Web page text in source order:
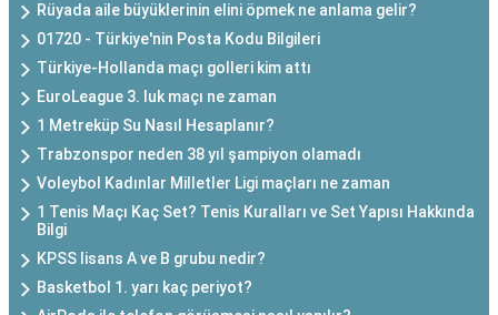
Rüyada aile büyüklerinin elini öpmek ne anlama gelir?
01720 - Türkiye'nin Posta Kodu Bilgileri
Türkiye-Hollanda maçı golleri kim attı
EuroLeague 3. luk maçı ne zaman
1 Metreküp Su Nasıl Hesaplanır?
Trabzonspor neden 38 yıl şampiyon olamadı
Voleybol Kadınlar Milletler Ligi maçları ne zaman
1 Tenis Maçı Kaç Set? Tenis Kuralları ve Set Yapısı Hakkında
Bilgi
KPSS lisans A ve B grubu nedir?
Basketbol 1. yarı kaç periyot?